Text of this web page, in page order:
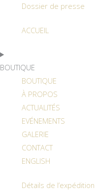
Dossier de presse
ACCUEIL
BOUTIQUE
BOUTIQUE
À PROPOS
ACTUALITÉS
EVÉNEMENTS
GALERIE
CONTACT
ENGLISH
Détails de l’expédition